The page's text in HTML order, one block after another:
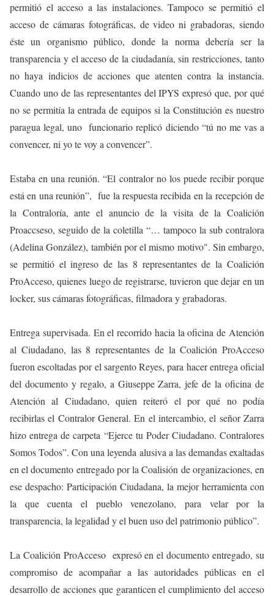
permitió el acceso a las instalaciones. Tampoco se permitió el
acceso de cámaras fotográficas, de video ni grabadoras, siendo
éste un organismo público, donde la norma debería ser la
transparencia y el acceso de la ciudadanía, sin restricciones, tanto
no haya indicios de acciones que atenten contra la instancia.
Cuando uno de las representantes del IPYS expresó que, por qué
no se permitía la entrada de equipos si la Constitución es nuestro
paragua legal, uno funcionario replicó diciendo “tú no me vas a
convencer, ni yo te voy a convencer”.
Estaba en una reunión. “El contralor no los puede recibir porque
está en una reunión”, fue la respuesta recibida en la recepción de
la Contraloría, ante el anuncio de la visita de la Coalición
Proaccseso, seguido de la coletilla “… tampoco la sub contralora
(Adelina González), también por el mismo motivo". Sin embargo,
se permitió el ingreso de las 8 representantes de la Coalición
ProAcceso, quienes luego de registrarse, tuvieron que dejar en un
locker, sus cámaras fotográficas, filmadora y grabadoras.
Entrega supervisada. En el recorrido hacia la oficina de Atención
al Ciudadano, las 8 representantes de la Coalición ProAcceso
fueron escoltadas por el sargento Reyes, para hacer entrega oficial
del documento y regalo, a Giuseppe Zarra, jefe de la oficina de
Atención al Ciudadano, quien reiteró el por qué no podía
recibirlas el Contralor General. En el intercambio, el señor Zarra
hizo entrega de carpeta “Ejerce tu Poder Ciudadano. Contralores
Somos Todos”. Con una leyenda alusiva a las demandas exaltadas
en el documento entregado por la Coalisión de organizaciones, en
ese despacho: Participación Ciudadana, la mejor herramienta con
la que cuenta el pueblo venezolano, para velar por la
transparencia, la legalidad y el buen uso del patrimonio público”.
La Coalición ProAcceso expresó en el documento entregado, su
compromiso de acompañar a las autoridades públicas en el
desarrollo de acciones que garanticen el cumplimiento del acceso